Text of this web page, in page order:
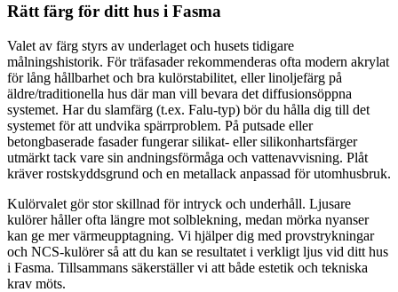
Rätt färg för ditt hus i Fasma
Valet av färg styrs av underlaget och husets tidigare
målningshistorik. För träfasader rekommenderas ofta modern akrylat
för lång hållbarhet och bra kulörstabilitet, eller linoljefärg på
äldre/traditionella hus där man vill bevara det diffusionsöppna
systemet. Har du slamfärg (t.ex. Falu-typ) bör du hålla dig till det
systemet för att undvika spärrproblem. På putsade eller
betongbaserade fasader fungerar silikat- eller silikonhartsfärger
utmärkt tack vare sin andningsförmåga och vattenavvisning. Plåt
kräver rostskyddsgrund och en metallack anpassad för utomhusbruk.
Kulörvalet gör stor skillnad för intryck och underhåll. Ljusare
kulörer håller ofta längre mot solblekning, medan mörka nyanser
kan ge mer värmeupptagning. Vi hjälper dig med provstrykningar
och NCS-kulörer så att du kan se resultatet i verkligt ljus vid ditt hus
i Fasma. Tillsammans säkerställer vi att både estetik och tekniska
krav möts.